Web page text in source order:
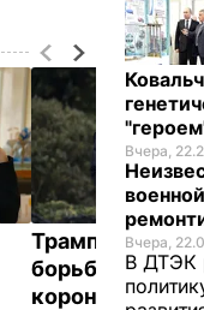
Трамп заявил,
борьба с
Вчера,
Вчера,
В ДТЭК